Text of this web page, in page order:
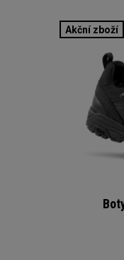
Akční zboží